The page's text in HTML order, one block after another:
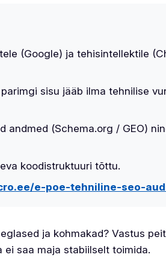
(Google) ja tehisintellektile
sisu jääb ilma tehnilise
andmed (Schema.org / GEO)
koodistruktuuri tõttu.
e-poe-tehniline-seo-
ja kohmakad? Vastus
ei saa maja stabiilselt toimida.